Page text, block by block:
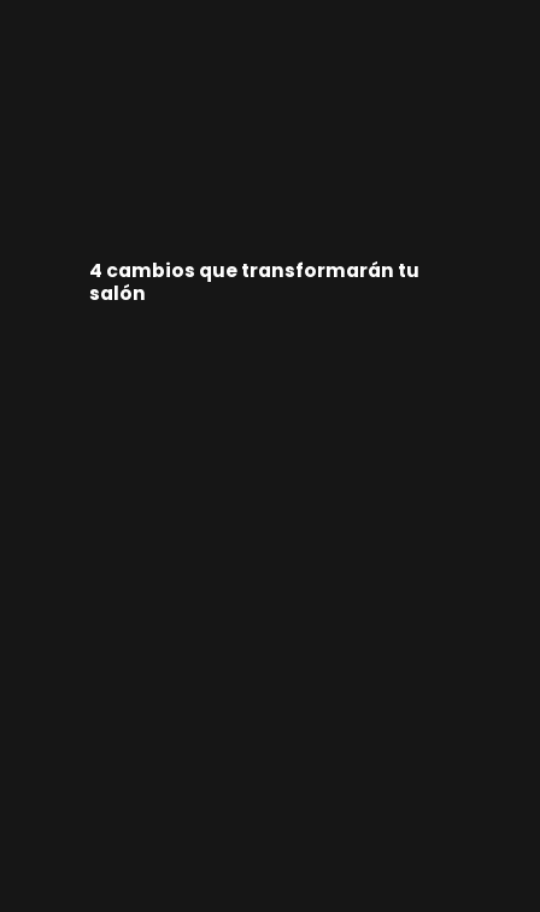
4 cambios que transformarán tu
salón